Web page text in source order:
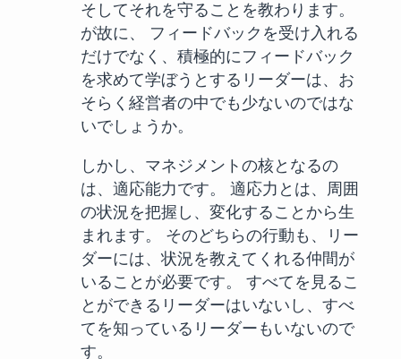
そしてそれを守ることを教わります。
が故に、 フィードバックを受け入れる
だけでなく、積極的にフィードバック
を求めて学ぼうとするリーダーは、お
そらく経営者の中でも少ないのではな
いでしょうか。
しかし、マネジメントの核となるの
は、適応能力です。 適応力とは、周囲
の状況を把握し、変化することから生
まれます。 そのどちらの行動も、リー
ダーには、状況を教えてくれる仲間が
いることが必要です。 すべてを見るこ
とができるリーダーはいないし、すべ
てを知っているリーダーもいないので
す。